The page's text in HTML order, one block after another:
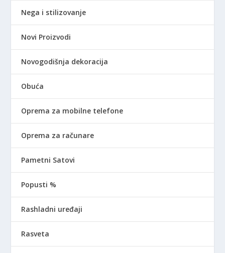
Nega i stilizovanje
Novi Proizvodi
Novogodišnja dekoracija
Obuća
Oprema za mobilne telefone
Oprema za računare
Pametni Satovi
Popusti %
Rashladni uređaji
Rasveta